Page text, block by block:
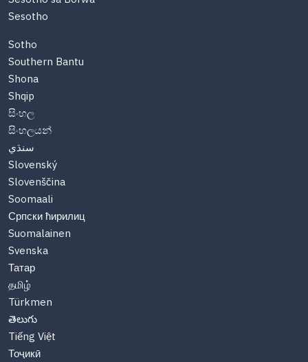
Sesotho
Sotho
Southern Bantu
Shona
Shqip
සිංහල
සිංහලයන්
سنڌي
Slovenský
Slovenščina
Soomaali
Српски ћирилиц
Suomalainen
Svenska
Татар
தமிழ்
Türkmen
తెలుగు
Tiếng Việt
Тоҷикӣ